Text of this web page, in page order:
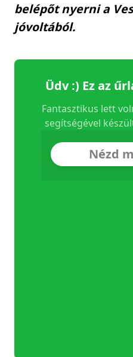
belépőt nyerni a
jóvoltából.